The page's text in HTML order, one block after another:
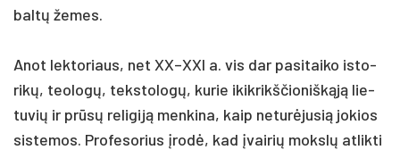
baltų že­mes.
Anot lek­to­riaus, net XX–XXI a. vis dar pa­si­tai­ko is­to­
rikų, teo­logų, teks­to­logų, ku­rie ikik­rikš­čio­niškąją lie­
tu­vių ir prūsų re­li­giją men­ki­na, kaip ne­turė­ju­sią jo­kios
sis­te­mos. Pro­fe­so­rius įrodė, kad įvai­rių mokslų at­lik­ti